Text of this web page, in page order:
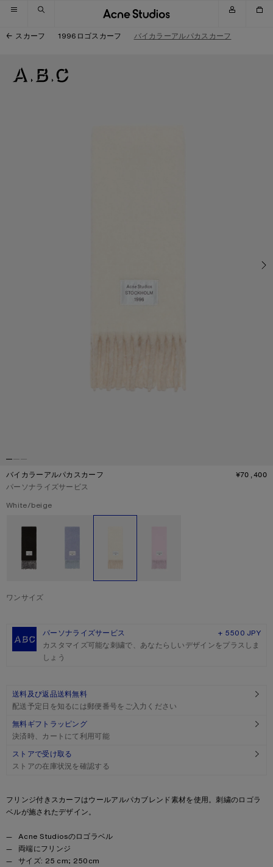
スキップしてナビゲーションへ移動
スキップしてメインコンテンツへ移動
スキップしてフッターへ移動
スカーフ 1996ロゴスカーフ バイカラーアルパカスカーフ
バイカラーアルパカスカーフ ¥70,400
パーソナライズサービス
現在の色：
White/beige
ワンサイズ
パーソナライズサービス
+ 5500 JPY
カスタマイズ可能な刺繍で、あなたらしいデザインをプラスしま
しょう
送料及び返品送料無料
配送予定日を知るには郵便番号をご入力ください
無料ギフトラッピング
決済時、カートにて利用可能
ストアで受け取る
ストアの在庫状況を確認する
Product description
フリンジ付きスカーフはウールアルパカブレンド素材を使用。刺繍のロゴラ
ベルが施されたデザイン。
Product details
Acne Studiosのロゴラベル
両端にフリンジ
サイズ: 25 cm; 250cm